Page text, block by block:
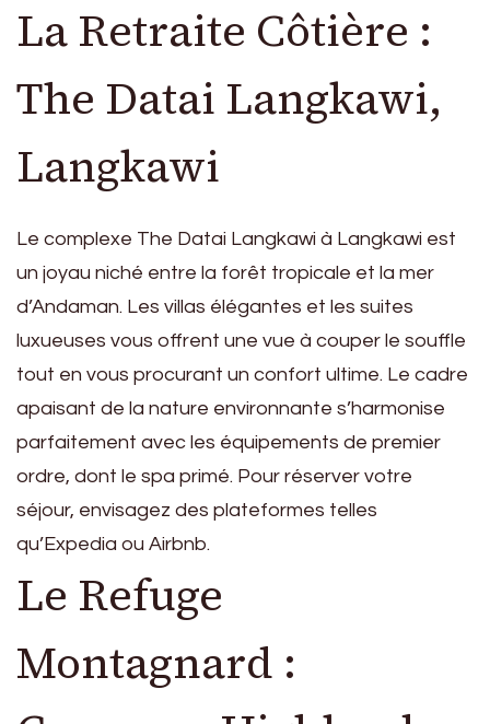
La Retraite Côtière :
The Datai Langkawi,
Langkawi
Le complexe The Datai Langkawi à Langkawi est
un joyau niché entre la forêt tropicale et la mer
d’Andaman. Les villas élégantes et les suites
luxueuses vous offrent une vue à couper le souffle
tout en vous procurant un confort ultime. Le cadre
apaisant de la nature environnante s’harmonise
parfaitement avec les équipements de premier
ordre, dont le spa primé. Pour réserver votre
séjour, envisagez des plateformes telles
qu’Expedia ou Airbnb.
Le Refuge
Montagnard :